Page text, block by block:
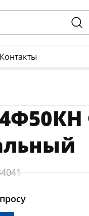
Контакты